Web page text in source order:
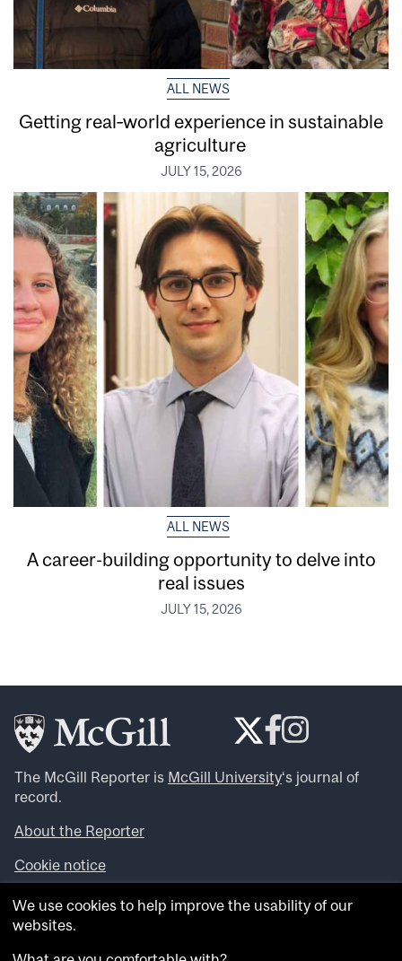
ALL NEWS
Getting real‑world experience in sustainable
agriculture
JULY 15, 2026
ALL NEWS
A career-building opportunity to delve into
real issues
JULY 15, 2026
The McGill Reporter is McGill University‘s journal of
record.
About the Reporter
Cookie notice
Looking for more news, videos and expert opinions? Try
theMcGill Newsroom .
We use cookies to help improve the usability of our
websites.